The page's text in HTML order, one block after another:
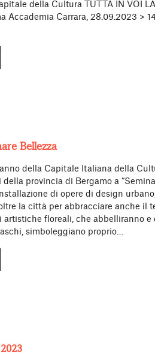
della Cultura TUTTA IN VOI
Accademia Carrara, 28.09.2023 >
Bellezza
della Capitale Italiana della
provincia di Bergamo a
di opere di design
la città per abbracciare anche il
artistiche floreali, che abbelliranno e
simboleggiano proprio…